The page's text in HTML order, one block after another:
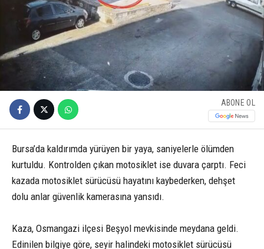
ABONE OL
Bursa’da kaldırımda yürüyen bir yaya, saniyelerle ölümden
kurtuldu. Kontrolden çıkan motosiklet ise duvara çarptı. Feci
kazada motosiklet sürücüsü hayatını kaybederken, dehşet
dolu anlar güvenlik kamerasına yansıdı.
Kaza, Osmangazi ilçesi Beşyol mevkisinde meydana geldi.
Edinilen bilgiye göre, seyir halindeki motosiklet sürücüsü